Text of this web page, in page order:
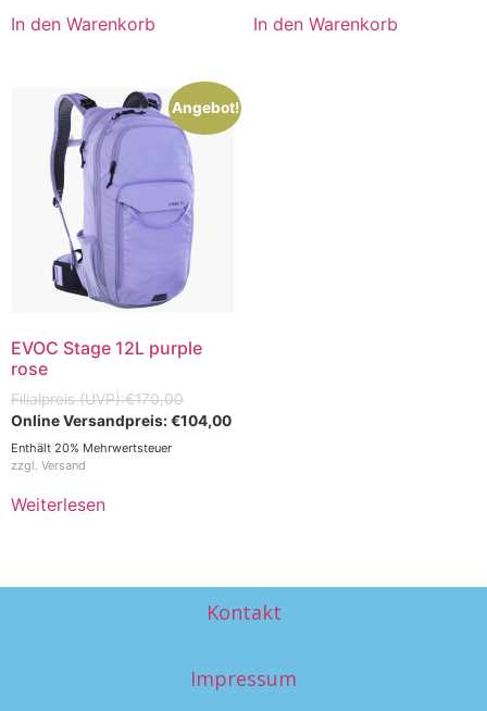
In den Warenkorb In den Warenkorb
Angebot!
EVOC Stage 12L purple
rose
€170,00
€104,00
Enthält 20% Mehrwertsteuer
zzgl. Versand
Weiterlesen
Kontakt
Impressum